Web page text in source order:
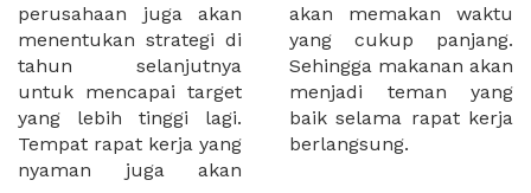
perusahaan juga akan
menentukan strategi di
tahun selanjutnya
untuk mencapai target
yang lebih tinggi lagi.
Tempat rapat kerja yang
nyaman juga akan
akan memakan waktu
yang cukup panjang.
Sehingga makanan akan
menjadi teman yang
baik selama rapat kerja
berlangsung.